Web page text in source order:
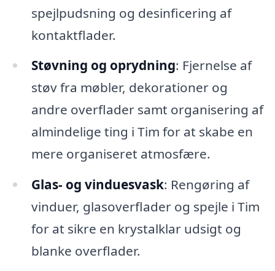
spejlpudsning og desinficering af
kontaktflader.
Støvning og oprydning: Fjernelse af
støv fra møbler, dekorationer og
andre overflader samt organisering af
almindelige ting i Tim for at skabe en
mere organiseret atmosfære.
Glas- og vinduesvask: Rengøring af
vinduer, glasoverflader og spejle i Tim
for at sikre en krystalklar udsigt og
blanke overflader.